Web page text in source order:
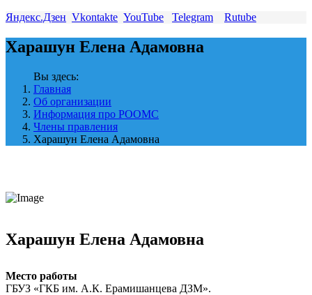
Яндекс.Дзен Vkontakte YouTube Telegram Rutube
Харашун Елена Адамовна
Вы здесь:
Главная
Об организации
Информация про РООМС
Члены правления
Харашун Елена Адамовна
Харашун Елена Адамовна
Место работы
ГБУЗ «ГКБ им. А.К. Ерамишанцева ДЗМ».